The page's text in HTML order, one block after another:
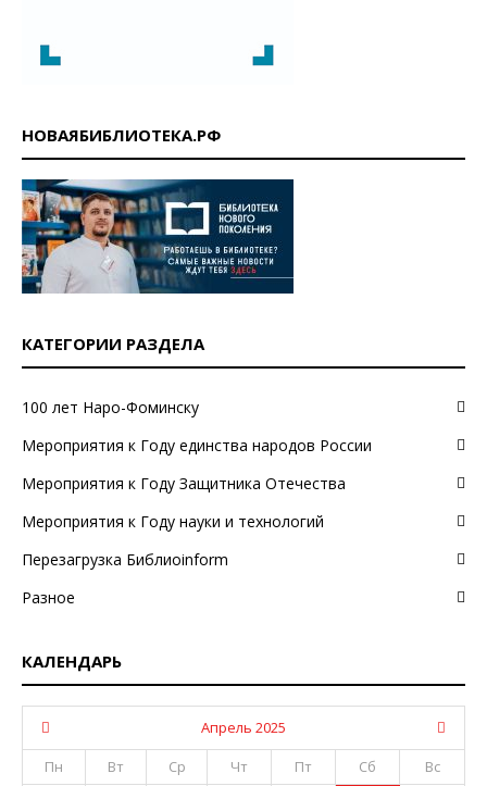
НОВАЯБИБЛИОТЕКА.РФ
КАТЕГОРИИ РАЗДЕЛА
100 лет Наро-Фоминску
Мероприятия к Году единства народов России
Мероприятия к Году Защитника Отечества
Мероприятия к Году науки и технологий
Перезагрузка Библиоinform
Разное
КАЛЕНДАРЬ
Апрель 2025
Пн
Вт Ср Чт Пт Сб Вс